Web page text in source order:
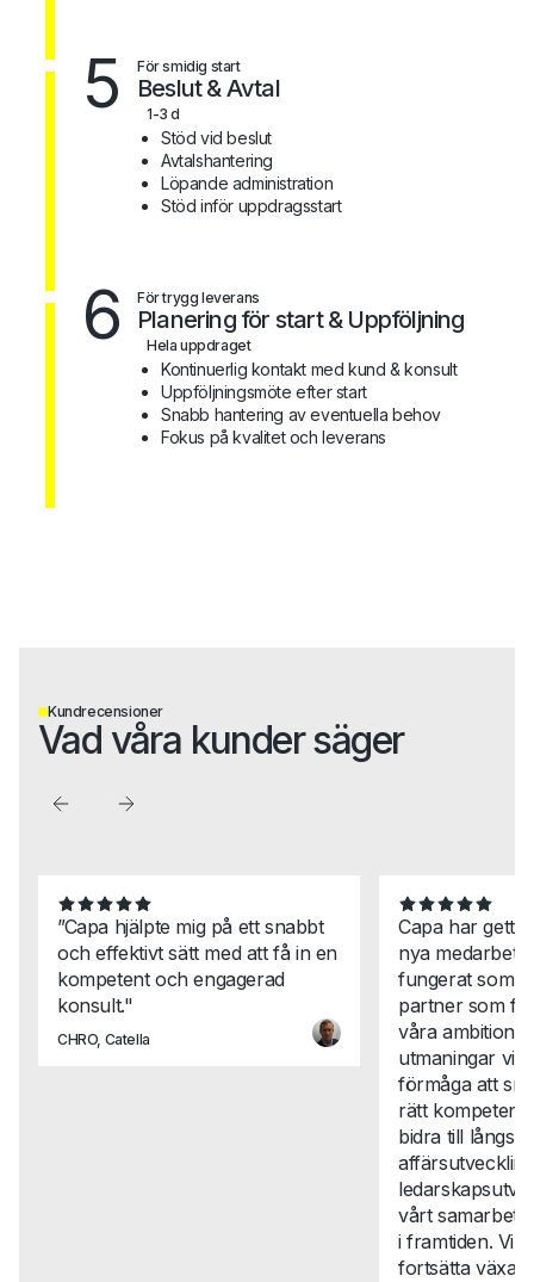
5 För smidig start
Beslut & Avtal
1-3 d
Stöd vid beslut
Avtalshantering
Löpande administration
Stöd inför uppdragsstart
6 För trygg leverans
Planering för start & Uppföljning
Hela uppdraget
Kontinuerlig kontakt med kund & konsult
Uppföljningsmöte efter start
Snabb hantering av eventuella behov
Fokus på kvalitet och leverans
Kundrecensioner
Vad våra kunder säger
”Capa hjälpte mig på ett snabbt
och effektivt sätt med att få in en
kompetent och engagerad
konsult."
CHRO, Catella
Capa har gett
nya
fungerat som
partner som
våra
utmaningar vi
förmåga att
rätt
bidra till
vårt samarbete
i framtiden. Vi
fortsätta växa